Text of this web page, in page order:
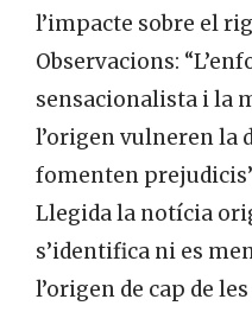
l’impacte sobre el
Observacions:
sensacionalista i la
l’origen vulneren
fomenten
Llegida la notícia
s’identifica ni es
l’origen de cap de